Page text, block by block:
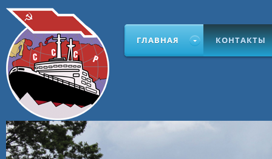
ГЛАВНАЯ КОНТАКТЫ